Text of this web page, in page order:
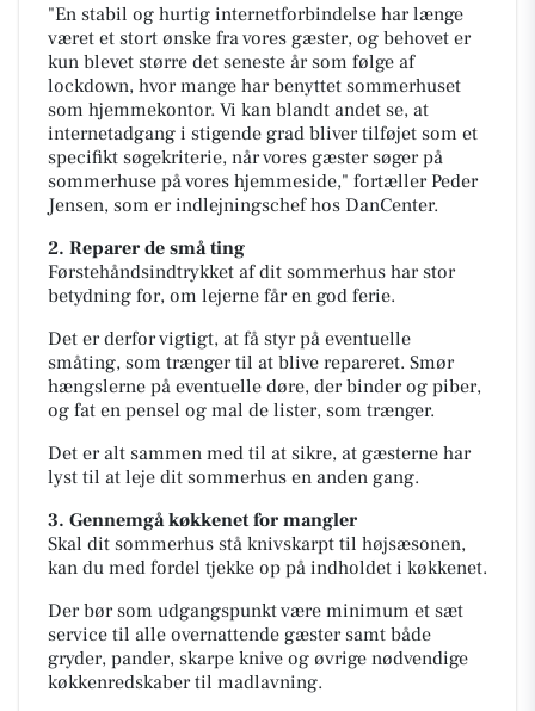
"En stabil og hurtig internetforbindelse har længe
været et stort ønske fra vores gæster, og behovet er
kun blevet større det seneste år som følge af
lockdown, hvor mange har benyttet sommerhuset
som hjemmekontor. Vi kan blandt andet se, at
internetadgang i stigende grad bliver tilføjet som et
specifikt søgekriterie, når vores gæster søger på
sommerhuse på vores hjemmeside," fortæller Peder
Jensen, som er indlejningschef hos DanCenter.
2. Reparer de små ting
Førstehåndsindtrykket af dit sommerhus har stor
betydning for, om lejerne får en god ferie.
Det er derfor vigtigt, at få styr på eventuelle
småting, som trænger til at blive repareret. Smør
hængslerne på eventuelle døre, der binder og piber,
og fat en pensel og mal de lister, som trænger.
Det er alt sammen med til at sikre, at gæsterne har
lyst til at leje dit sommerhus en anden gang.
3. Gennemgå køkkenet for mangler
Skal dit sommerhus stå knivskarpt til højsæsonen,
kan du med fordel tjekke op på indholdet i køkkenet.
Der bør som udgangspunkt være minimum et sæt
service til alle overnattende gæster samt både
gryder, pander, skarpe knive og øvrige nødvendige
køkkenredskaber til madlavning.